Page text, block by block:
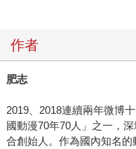
作者
肥志
2019、2018連續兩年微博
國動漫70年70人」之一，
合創始人。作為國內知名